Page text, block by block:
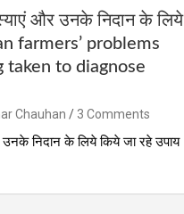
और उनके निदान के लिये
farmers’ problems
taken to diagnose
Chauhan
3 Comments
उनके निदान के लिये किये जा रहे उपाय